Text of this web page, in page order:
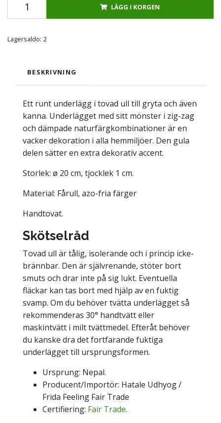
LÄGG I KORGEN
Lagersaldo: 2
BESKRIVNING
Ett runt underlägg i tovad ull till gryta och även
kanna. Underlägget med sitt mönster i zig-zag
och dämpade naturfärgkombinationer är en
vacker dekoration i alla hemmiljöer. Den gula
delen sätter en extra dekorativ accent.
Storlek: ø 20 cm, tjocklek 1 cm.
Material: Fårull, azo-fria färger
Handtovat.
Skötselråd
Tovad ull är tålig, isolerande och i princip icke-
brännbar. Den är självrenande, stöter bort
smuts och drar inte på sig lukt. Eventuella
fläckar kan tas bort med hjälp av en fuktig
svamp. Om du behöver tvätta underlägget så
rekommenderas 30° handtvätt eller
maskintvätt i milt tvättmedel. Efteråt behöver
du kanske dra det fortfarande fuktiga
underlägget till ursprungsformen.
Ursprung: Nepal.
Producent/Importör: Hatale Udhyog /
Frida Feeling Fair Trade
Certifiering: Fair Trade.